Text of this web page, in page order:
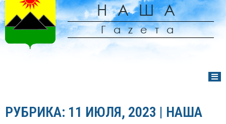
НАША
Гаzета
РУБРИКА: 11 ИЮЛЯ, 2023 | НАША